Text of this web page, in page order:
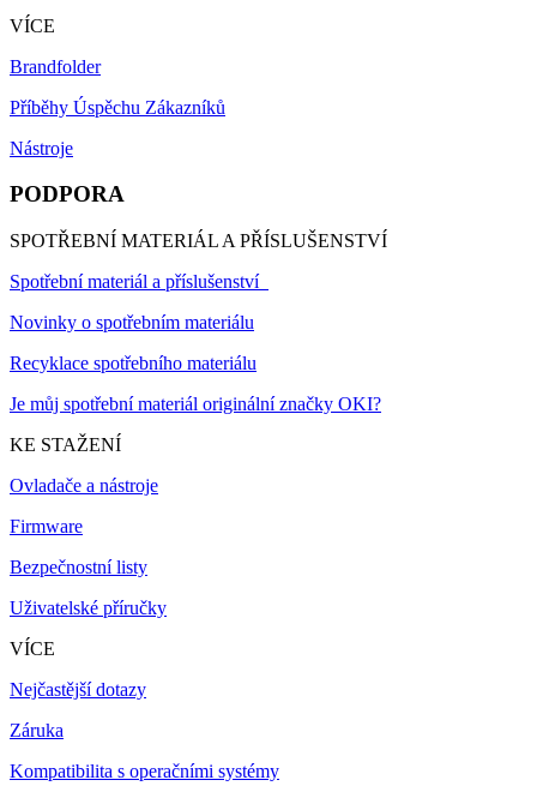
VÍCE
Brandfolder
Příběhy Úspěchu Zákazníků
Nástroje
PODPORA
SPOTŘEBNÍ MATERIÁL A PŘÍSLUŠENSTVÍ
Spotřební materiál a příslušenství
Novinky o spotřebním materiálu
Recyklace spotřebního materiálu
Je můj spotřební materiál originální značky OKI?
KE STAŽENÍ
Ovladače a nástroje
Firmware
Bezpečnostní listy
Uživatelské příručky
VÍCE
Nejčastější dotazy
Záruka
Kompatibilita s operačními systémy